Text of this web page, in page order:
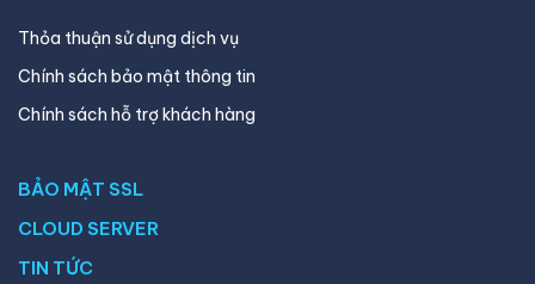
Thỏa thuận sử dụng dịch vụ
Chính sách bảo mật thông tin
Chính sách hỗ trợ khách hàng
BẢO MẬT SSL
CLOUD SERVER
TIN TỨC